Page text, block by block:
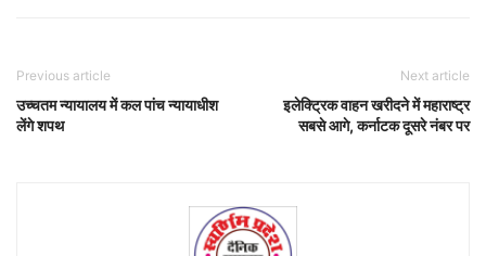
Previous article
उच्चतम न्यायालय में कल पांच न्यायाधीश
लेंगे शपथ
Next article
इलेक्ट्रिक वाहन खरीदने में महाराष्ट्र
सबसे आगे, कर्नाटक दूसरे नंबर पर